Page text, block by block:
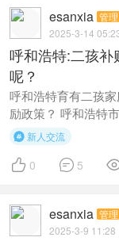
esanxia 管
2025-3-14
呼和浩特:二孩
呢？
呼和浩特育有二孩
励政策？ 呼和浩特
 新人交流
 0  5
esanxia 管
2025-3-9 11:28